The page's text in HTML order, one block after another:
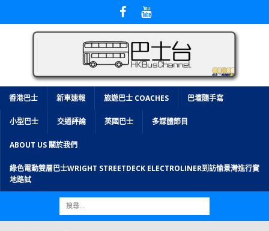
香港巴士 新車速報 旅遊巴士 COACHES 巴壇隨手寫
小型巴士 交通評論 英國巴士 多媒體節目
ABOUT US 關於我們
綠色電動雙層巴士WRIGHT STREETDECK ELECTROLINER到訪愉景灣進行實
地路試